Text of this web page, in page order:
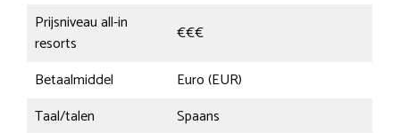
Prijsniveau all-in
resorts
€€€
Betaalmiddel
Euro (EUR)
Taal/talen
Spaans